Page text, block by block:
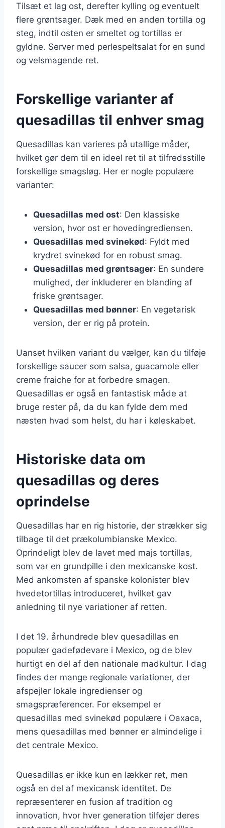
Tilsæt et lag ost, derefter kylling og eventuelt
flere grøntsager. Dæk med en anden tortilla og
steg, indtil osten er smeltet og tortillas er
gyldne. Server med perlespeltsalat for en sund
og velsmagende ret.
Forskellige varianter af
quesadillas til enhver smag
Quesadillas kan varieres på utallige måder,
hvilket gør dem til en ideel ret til at tilfredsstille
forskellige smagsløg. Her er nogle populære
varianter:
Quesadillas med ost: Den klassiske
version, hvor ost er hovedingrediensen.
Quesadillas med svinekød: Fyldt med
krydret svinekød for en robust smag.
Quesadillas med grøntsager: En sundere
mulighed, der inkluderer en blanding af
friske grøntsager.
Quesadillas med bønner: En vegetarisk
version, der er rig på protein.
Uanset hvilken variant du vælger, kan du tilføje
forskellige saucer som salsa, guacamole eller
creme fraiche for at forbedre smagen.
Quesadillas er også en fantastisk måde at
bruge rester på, da du kan fylde dem med
næsten hvad som helst, du har i køleskabet.
Historiske data om
quesadillas og deres
oprindelse
Quesadillas har en rig historie, der strækker sig
tilbage til det prækolumbianske Mexico.
Oprindeligt blev de lavet med majs tortillas,
som var en grundpille i den mexicanske kost.
Med ankomsten af spanske kolonister blev
hvedetortillas introduceret, hvilket gav
anledning til nye variationer af retten.
I det 19. århundrede blev quesadillas en
populær gadefødevare i Mexico, og de blev
hurtigt en del af den nationale madkultur. I dag
findes der mange regionale variationer, der
afspejler lokale ingredienser og
smagspræferencer. For eksempel er
quesadillas med svinekød populære i Oaxaca,
mens quesadillas med bønner er almindelige i
det centrale Mexico.
Quesadillas er ikke kun en lækker ret, men
også en del af mexicansk identitet. De
repræsenterer en fusion af tradition og
innovation, hvor hver generation tilføjer deres